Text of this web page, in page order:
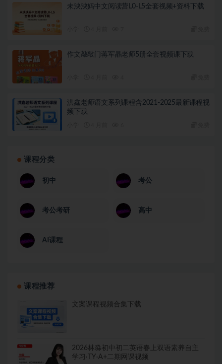
未泱泱妈中文阅读营L0-L5全套视频+资料下载
作文敲敲门蒋军晶老师5册全套视频课下载
洪鑫老师语文系列课程含2021-2025最新课程视
频下载
课程分类
初中 考公
考公考研 高中
AI课程
课程推荐
文案课程视频合集下载
2026林淼初中初二英语春上双语素养自主
学习·TY·A+二期网课视频